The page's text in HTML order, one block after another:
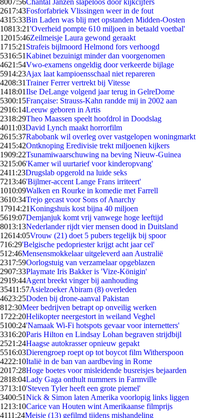
8007:56Chantal Janzen slapeloos door kijkcijfers
2617:43Fosforfabriek Vlissingen weer in de fout
4315:33Bin Laden was blij met opstanden Midden-Oosten
10813:21'Overheid pompte 610 miljoen in betaald voetbal'
12015:46Zeilmeisje Laura gewond geraakt
1715:21 Strafeis bijlmoord Helmond fors verhoogd
5316:51Kabinet bezuinigt minder dan voorgenomen
4621:54Vwo-examens ongeldig door verkeerde bijlage
5914:23Ajax laat kampioensschaal niet repareren
4208:31Trainer Ferrer vertrekt bij Vitesse
1418:01Ilse DeLange volgend jaar terug in GelreDome
5300:15Française: Strauss-Kahn randde mij in 2002 aan
2916:14Leeuw geboren in Artis
2318:29Theo Maassen speelt hoofdrol in Doodslag
4011:03David Lynch maakt horrorfilm
2615:37Rabobank wil overleg over vastgelopen woningmarkt
2415:42Ontknoping Eredivisie trekt miljoenen kijkers
1909:22Tsunamiwaarschuwing na beving Nieuw-Guinea
3215:06'Kamer wil uurtarief voor kinderopvang'
2411:23Drugslab opgerold na luide seks
7213:46'Bijlmer-accent Lange Frans irriteert'
1010:09Walken en Rourke in komedie met Farrell
3610:34Trejo gecast voor Sons of Anarchy
17914:21Koningshuis kost bijna 40 miljoen
5619:07Demjanjuk komt vrij vanwege hoge leeftijd
8013:13Nederlander rijdt vier mensen dood in Duitsland
12614:05Vrouw (21) doet 5 pubers tegelijk bij spoor
716:29'Belgische pedopriester krijgt acht jaar cel'
512:46Mensensmokkelaar uitgeleverd aan Australië
2317:59Oorlogstuig van verzamelaar opgeblazen
2907:33Playmate Iris Bakker is 'Vize-Königin'
2919:44Agent breekt vinger bij aanhouding
35411:57Asielzoeker Abiram (8) overleden
4623:25Doden bij drone-aanval Pakistan
812:30Meer bedrijven betrapt op onveilig werken
1722:20Helikopter neergestort in weiland Veghel
5100:24'Namaak Wi-Fi hotspots gevaar voor internetters'
3316:20Paris Hilton en Lindsay Lohan begraven strijdbijl
2521:24Haagse autokrasser opnieuw gepakt
5516:03Dierengroep roept op tot boycot film Witherspoon
4222:10Italië in de ban van aardbeving in Rome
2017:28Hoge boetes voor misleidende busreisjes bejaarden
2818:04Lady Gaga onthult nummers in Farmville
3713:10'Steven Tyler heeft een grote piemel'
3400:51Nick & Simon laten Amerika voorlopig links liggen
1213:10Carice van Houten wint Amerikaanse filmprijs
4111:24Meisje (13) gefilmd tijdens mishandeling